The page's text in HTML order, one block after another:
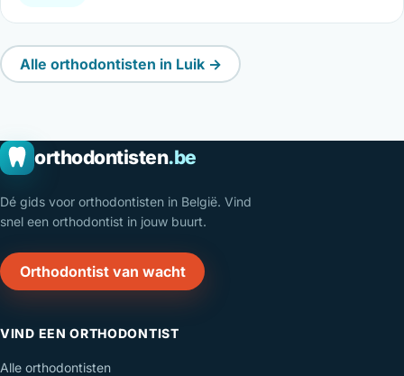
Alle orthodontisten in Luik →
orthodontisten.be
Dé gids voor orthodontisten in België. Vind
snel een orthodontist in jouw buurt.
Orthodontist van wacht
VIND EEN ORTHODONTIST
Alle orthodontisten